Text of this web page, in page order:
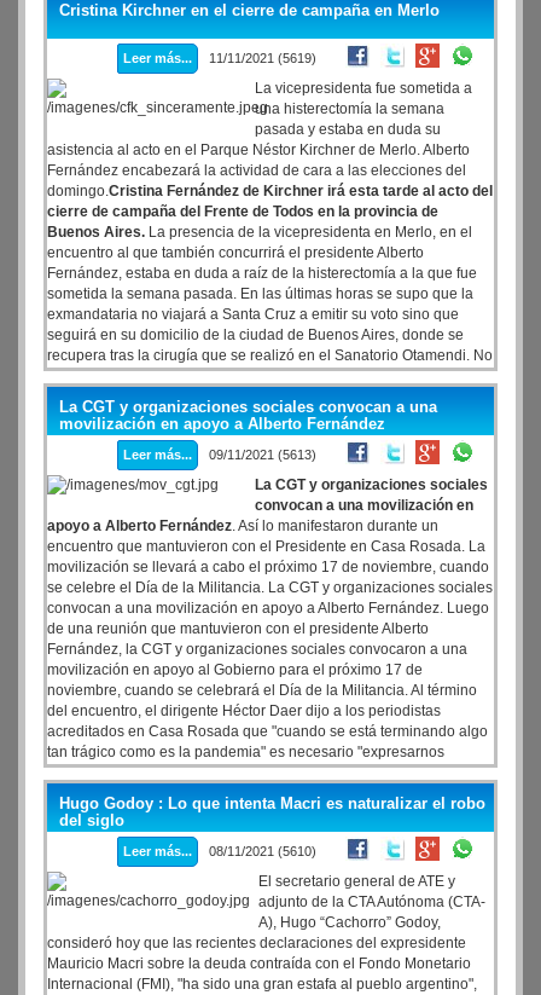
Cristina Kirchner en el cierre de campaña en Merlo
Leer más... 11/11/2021 (5619)
La vicepresidenta fue sometida a
una histerectomía la semana
pasada y estaba en duda su
asistencia al acto en el Parque Néstor Kirchner de Merlo. Alberto
Fernández encabezará la actividad de cara a las elecciones del
domingo.Cristina Fernández de Kirchner irá esta tarde al acto del
cierre de campaña del Frente de Todos en la provincia de
Buenos Aires. La presencia de la vicepresidenta en Merlo, en el
encuentro al que también concurrirá el presidente Alberto
Fernández, estaba en duda a raíz de la histerectomía a la que fue
sometida la semana pasada. En las últimas horas se supo que la
exmandataria no viajará a Santa Cruz a emitir su voto sino que
seguirá en su domicilio de la ciudad de Buenos Aires, donde se
recupera tras la cirugía que se realizó en el Sanatorio Otamendi. No
se descarta su presencia el domingo en el bunker del Frente de
Todos en el Distrito Cultural C. El acto de cierre de campaña del
oficialismo en Provincia de Buenos Aires será a las 18 en el Parque
Néstor Kirchner, de la localidad de Merlo.
La CGT y organizaciones sociales convocan a una
movilización en apoyo a Alberto Fernández
Leer más... 09/11/2021 (5613)
La CGT y organizaciones sociales
convocan a una movilización en
apoyo a Alberto Fernández. Así lo manifestaron durante un
encuentro que mantuvieron con el Presidente en Casa Rosada. La
movilización se llevará a cabo el próximo 17 de noviembre, cuando
se celebre el Día de la Militancia. La CGT y organizaciones sociales
convocan a una movilización en apoyo a Alberto Fernández. Luego
de una reunión que mantuvieron con el presidente Alberto
Fernández, la CGT y organizaciones sociales convocaron a una
movilización en apoyo al Gobierno para el próximo 17 de
noviembre, cuando se celebrará el Día de la Militancia. Al término
del encuentro, el dirigente Héctor Daer dijo a los periodistas
acreditados en Casa Rosada que "cuando se está terminando algo
tan trágico como es la pandemia" es necesario "expresarnos
políticamente y solidariamente, movilizarnos y volver a un acto
democrático".
Hugo Godoy : Lo que intenta Macri es naturalizar el robo
del siglo
Leer más... 08/11/2021 (5610)
El secretario general de ATE y
adjunto de la CTA Autónoma (CTA-
A), Hugo “Cachorro” Godoy,
consideró hoy que las recientes declaraciones del expresidente
Mauricio Macri sobre la deuda contraída con el Fondo Monetario
Internacional (FMI), "ha sido una gran estafa al pueblo argentino",